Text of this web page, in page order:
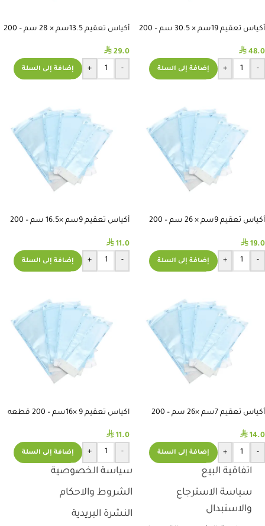
أكياس تعقيم 19سم × 30.5 سم – 200
⃁ 48.0
-
+ إضافة إلى السلة
أكياس تعقيم 13.5سم × 28 سم – 200
⃁ 29.0
-
+ إضافة إلى السلة
أكياس تعقيم 9سم × 26 سم – 200
⃁ 19.0
-
+ إضافة إلى السلة
أكياس تعقيم 9سم ×16.5 سم – 200
⃁ 11.0
-
+ إضافة إلى السلة
أكياس تعقيم 7سم ×26 سم – 200
⃁ 14.0
-
+ إضافة إلى السلة
اكياس تعقيم 9 ×16سم – 200 قطعه
⃁ 11.0
-
+ إضافة إلى السلة
اتفاقية البيع
سياسة الاسترجاع
والاستبدال
سياسة الخصوصية
الشروط والاحكام
النشرة البريدية